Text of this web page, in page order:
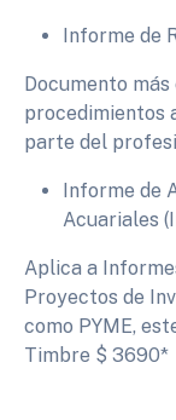
Informe de
Documento
procedimientos
parte del
Informe de
Acuariales
Aplica a
Proyectos de
como PYME,
Timbre $ 3690*